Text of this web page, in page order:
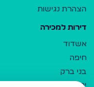
הצהרת נגישות
דירות למכירה
אשדוד
חיפה
בני ברק
ירושלים